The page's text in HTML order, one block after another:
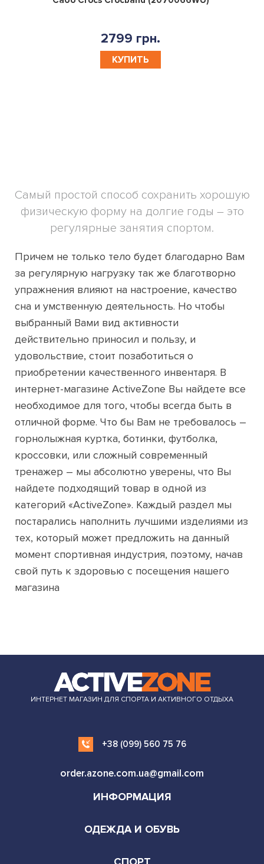
2799 грн.
КУПИТЬ
Самый простой способ сохранить хорошую
физическую форму на долгие годы – это
регулярные занятия спортом.
Причем не только тело будет благодарно Вам
за регулярную нагрузку так же благотворно
упражнения влияют на настроение, качество
сна и умственную деятельность. Но чтобы
выбранный Вами вид активности
действительно приносил и пользу, и
удовольствие, стоит позаботиться о
приобретении качественного инвентаря. В
интернет-магазине ActiveZone Вы найдете все
необходимое для того, чтобы всегда быть в
отличной форме. Что бы Вам не требовалось –
горнолыжная куртка, ботинки, футболка,
кроссовки, или сложный современный
тренажер – мы абсолютно уверены, что Вы
найдете подходящий товар в одной из
категорий «ActiveZone». Каждый раздел мы
постарались наполнить лучшими изделиями из
тех, который может предложить на данный
момент спортивная индустрия, поэтому, начав
свой путь к здоровью с посещения нашего
магазина
ИНТЕРНЕТ МАГАЗИН ДЛЯ СПОРТА И АКТИВНОГО ОТДЫХА
+38 (099) 560 75 76
order.azone.com.ua@gmail.com
ИНФОРМАЦИЯ
ОДЕЖДА И ОБУВЬ
СПОРТ